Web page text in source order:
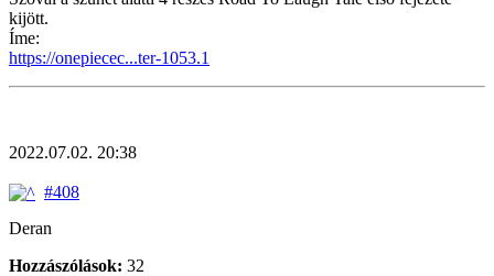
kijött.
Íme:
https://onepiecec...ter-1053.1
2022.07.02. 20:38
#408
Deran
Hozzászólások: 32